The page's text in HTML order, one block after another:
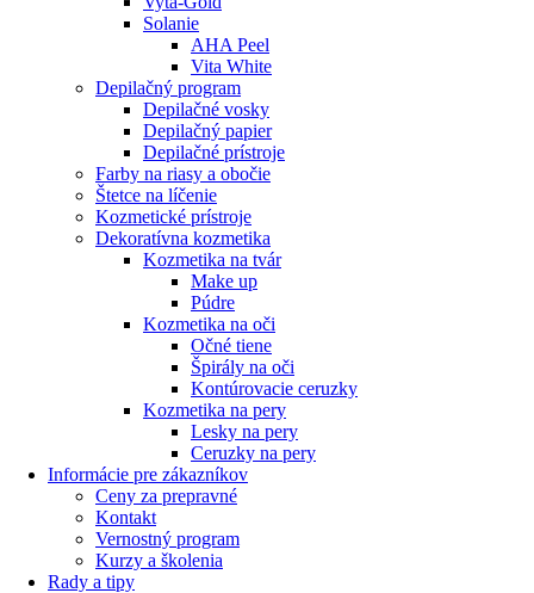
Solanie
AHA Peel
Vita White
Depilačný program
Depilačné vosky
Depilačný papier
Depilačné prístroje
Farby na riasy a obočie
Štetce na líčenie
Kozmetické prístroje
Dekoratívna kozmetika
Kozmetika na tvár
Make up
Púdre
Kozmetika na oči
Očné tiene
Špirály na oči
Kontúrovacie ceruzky
Kozmetika na pery
Lesky na pery
Ceruzky na pery
Informácie pre zákazníkov
Ceny za prepravné
Kontakt
Vernostný program
Kurzy a školenia
Rady a tipy